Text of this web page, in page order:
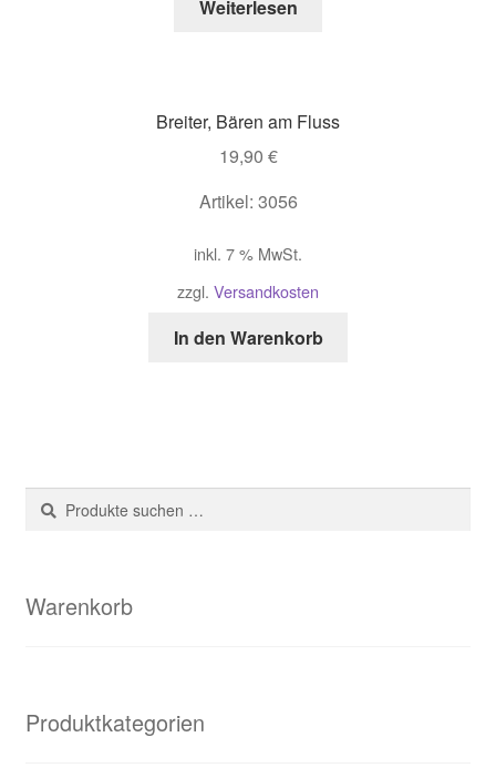
Weiterlesen
Breiter, Bären am Fluss
19,90 €
Artikel: 3056
inkl. 7 % MwSt.
zzgl. Versandkosten
In den Warenkorb
Suche
nach:
Suchen
Warenkorb
Produktkategorien